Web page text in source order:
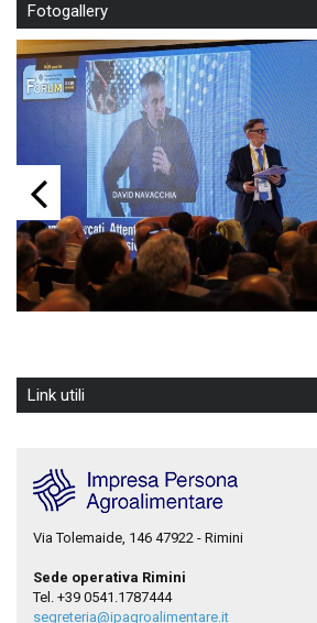
Fotogallery
Link utili
Via Tolemaide, 146 47922 - Rimini
Sede operativa Rimini
Tel. +39 0541.1787444
segreteria@ipagroalimentare.it